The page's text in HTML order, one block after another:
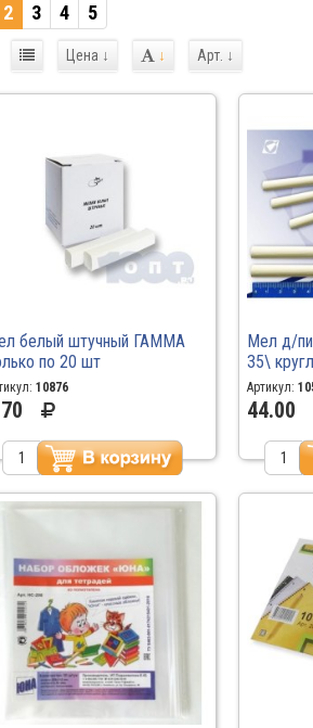
2 3 4 5
Цена ↓ ↓ Арт. ↓
белый штучный ГАММА
по 20 шт
10876
Мел д/
35\
Артикул:
44.00